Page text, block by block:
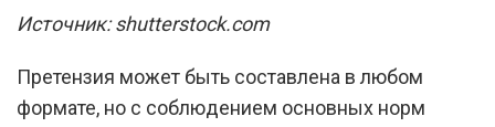
Источник: shutterstock.com
Претензия может быть составлена в любом
формате, но с соблюдением основных норм